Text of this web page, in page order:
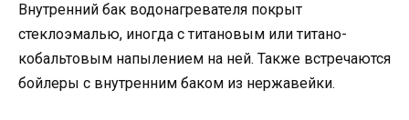
Внутренний бак водонагревателя покрыт
стеклоэмалью, иногда с титановым или титано-
кобальтовым напылением на ней. Также встречаются
бойлеры с внутренним баком из нержавейки.